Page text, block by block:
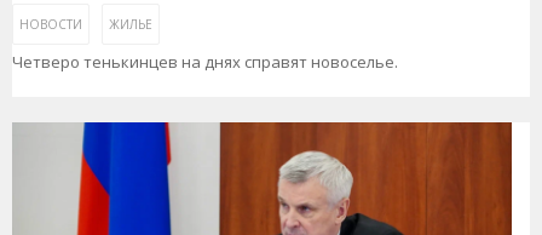
НОВОСТИ ЖИЛЬЕ
Четверо тенькинцев на днях справят новоселье.